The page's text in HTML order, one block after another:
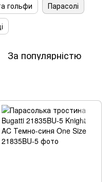
гольфи
Парасолі
За популярністю